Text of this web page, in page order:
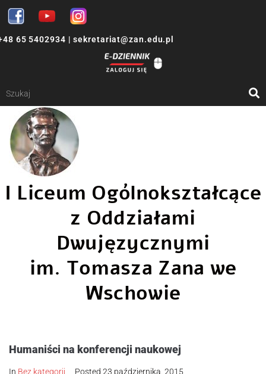
65 5402934 | sekretariat@zan.edu.pl
I Liceum Ogólnokształcące
z Oddziałami
Dwujęzycznymi
im. Tomasza Zana we
Wschowie
Humaniści na konferencji naukowej
In Bez kategorii Posted 23 października, 2015